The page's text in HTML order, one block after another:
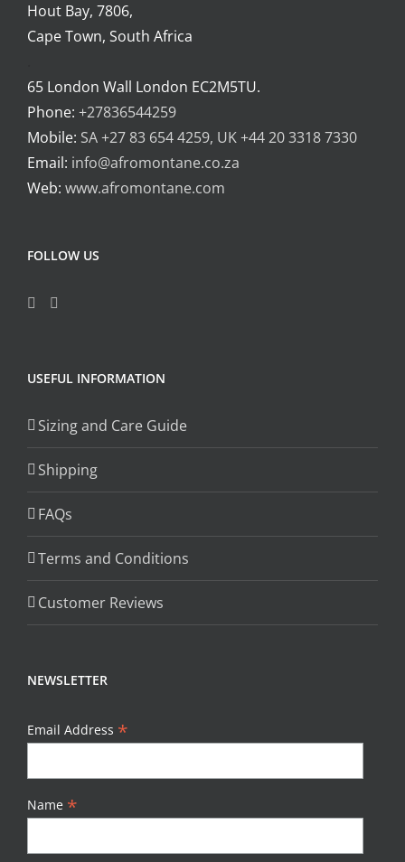
Hout Bay, 7806,
Cape Town, South Africa
65 London Wall London EC2M5TU.
Phone: +27836544259
Mobile: SA +27 83 654 4259, UK +44 20 3318 7330
Email: info@afromontane.co.za
Web: www.afromontane.com
FOLLOW US
USEFUL INFORMATION
Sizing and Care Guide
Shipping
FAQs
Terms and Conditions
Customer Reviews
NEWSLETTER
Email Address *
Name *